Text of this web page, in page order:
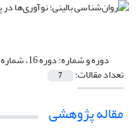
دوره و شماره:دوره 16، شماره 4 - شماره پیاپی 64، زمستان 1403
تعداد مقالات: 7
مقاله پژوهشی